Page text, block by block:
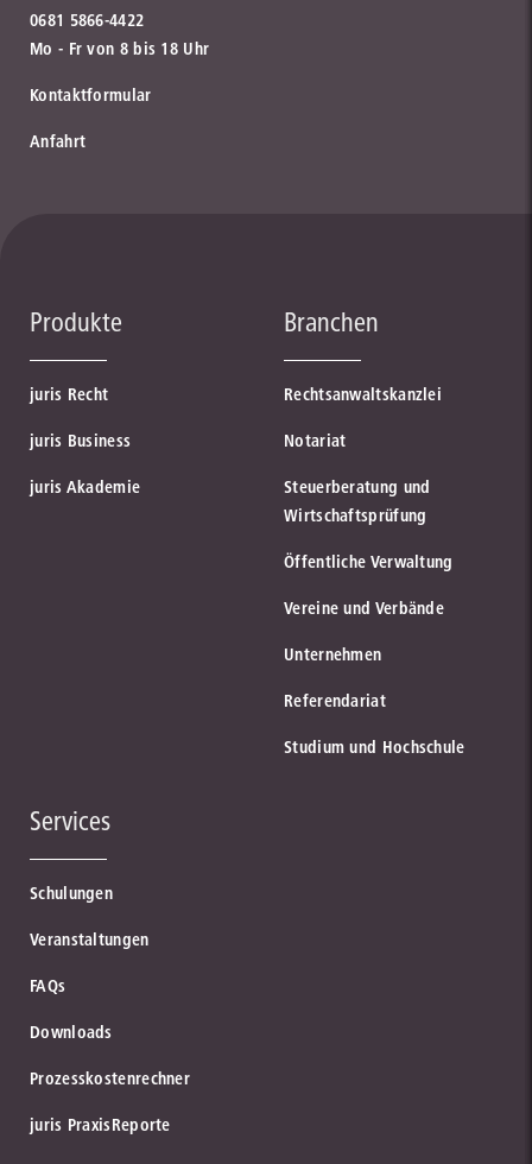
0681 5866-4422
Mo - Fr von 8 bis 18 Uhr
Kontaktformular
Anfahrt
Produkte
juris Recht
juris Business
juris Akademie
Branchen
Rechtsanwaltskanzlei
Notariat
Steuerberatung und
Wirtschaftsprüfung
Öffentliche Verwaltung
Vereine und Verbände
Unternehmen
Referendariat
Studium und Hochschule
Services
Schulungen
Veranstaltungen
FAQs
Downloads
Prozesskostenrechner
juris PraxisReporte